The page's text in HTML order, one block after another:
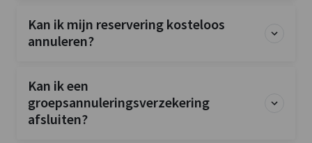
Kan ik mijn reservering kosteloos
annuleren?
Kan ik een
groepsannuleringsverzekering
afsluiten?